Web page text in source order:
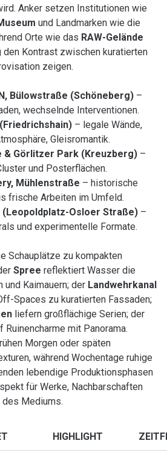
Anker setzen Institutionen wie
und Landmarken wie die
Orte wie das RAW-Gelände
den Kontrast zwischen kuratierten
zeigen.
Bülowstraße (Schöneberg)–
wechselnde Interventionen.
– legale Wände,
Gleisromantik.
& Görlitzer Park (Kreuzberg)–
und Posterflächen.
Mühlenstraße – historische
frische Arbeiten im Umfeld.
(Leopoldplatz-Osloer Straße)–
und experimentelle Formate.
Schauplätze zu kompakten
Spree reflektiert Wasser die
und Kaimauern; der Landwehrkanal
Spaces zu kuratierten Fassaden;
liefern großflächige Serien; der
Ruinencharme mit Panorama.
Morgen oder späten
während Wochentage ruhige
lebendige Produktionsphasen
für Werke, Nachbarschaften
des Mediums.
HIGHLIGHT